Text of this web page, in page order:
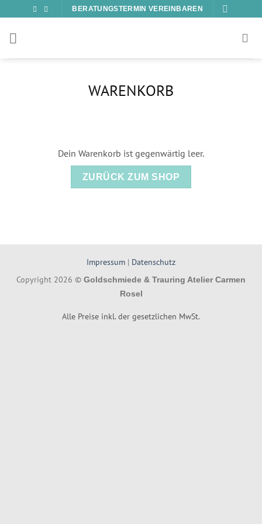
Inhalt
springen
BERATUNGSTERMIN VEREINBAREN
WARENKORB
Dein Warenkorb ist gegenwärtig leer.
ZURÜCK ZUM SHOP
Impressum | Datenschutz
Copyright 2026 © Goldschmiede & Trauring Atelier Carmen
Rosel
Alle Preise inkl. der gesetzlichen MwSt.